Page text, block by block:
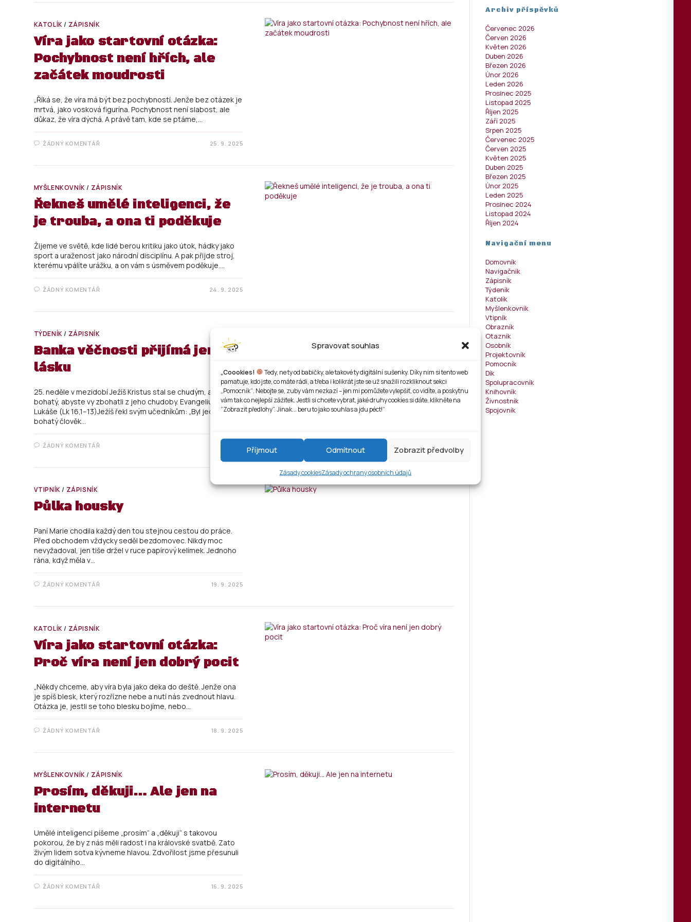
Spravovat souhlas
„Coookies!
Tedy, ne ty od babičky, ale takové ty digitální sušenky. Díky nim si tento web
pamatuje, kdo jste, co máte rádi, a třeba i kolikrát jste se už snažili rozkliknout sekci
„Pomocník“. Nebojte se, zuby vám nezkazí – jen mi pomůžete vylepšit, co vidíte, a poskytnu
vám tak co nejlepší zážitek. Jestli si chcete vybrat, jaké druhy cookies si dáte, klikněte na
“Zobrazit předlohy”. Jinak... beru to jako souhlas a jdu péct!“
Příjmout Odmítnout Zobrazit předvolby
Zásady cookiesZásady ochrany osobních údajů
Archiv příspěvků
Červenec 2026
Červen 2026
Květen 2026
Duben 2026
Březen 2026
Únor 2026
Leden 2026
Prosinec 2025
Listopad 2025
Říjen 2025
Září 2025
Srpen 2025
Červenec 2025
Červen 2025
Květen 2025
Duben 2025
Březen 2025
Únor 2025
Leden 2025
Prosinec 2024
Listopad 2024
Říjen 2024
Navigační menu
Domovník
Navigačník
Zápisník
Týdeník
Katolík
Myšlenkovník
Vtipník
Obrazník
Otazník
Osobník
Projektovník
Pomocník
Dík
Spolupracovník
Knihovník
Živnostník
Spojovník
KATOLÍK/ ZÁPISNÍK
Víra jako startovní otázka:
Pochybnost není hřích, ale
začátek moudrosti
„Říká se, že víra má být bez pochybností. Jenže bez otázek je
mrtvá, jako vosková figurína. Pochybnost není slabost, ale
důkaz, že víra dýchá. A právě tam, kde se ptáme,…
ŽÁDNÝ KOMENTÁŘ 25. 9. 2025
MYŠLENKOVNÍK/ ZÁPISNÍK
Řekneš umělé inteligenci, že
je trouba, a ona ti poděkuje
Žijeme ve světě, kde lidé berou kritiku jako útok, hádky jako
sport a uraženost jako národní disciplínu. A pak přijde stroj,
kterému vpálíte urážku, a on vám s úsměvem poděkuje.…
ŽÁDNÝ KOMENTÁŘ 24. 9. 2025
TÝDENÍK/ ZÁPISNÍK
Banka věčnosti přijímá jen
lásku
25. neděle v mezidobí Ježíš Kristus stal se chudým, ačkoli byl
bohatý, abyste vy zbohatli z jeho chudoby. Evangelium podle
Lukáše (Lk 16,1–13)Ježíš řekl svým učedníkům: „Byl jeden
bohatý člověk…
ŽÁDNÝ KOMENTÁŘ
VTIPNÍK/ ZÁPISNÍK
Půlka housky
Paní Marie chodila každý den tou stejnou cestou do práce.
Před obchodem vždycky seděl bezdomovec. Nikdy moc
nevyžadoval, jen tiše držel v ruce papírový kelímek. Jednoho
rána, když měla v…
ŽÁDNÝ KOMENTÁŘ 19. 9. 2025
KATOLÍK/ ZÁPISNÍK
Víra jako startovní otázka:
Proč víra není jen dobrý pocit
„Někdy chceme, aby víra byla jako deka do deště. Jenže ona
je spíš blesk, který rozřízne nebe a nutí nás zvednout hlavu.
Otázka je, jestli se toho blesku bojíme, nebo…
ŽÁDNÝ KOMENTÁŘ 18. 9. 2025
MYŠLENKOVNÍK/ ZÁPISNÍK
Prosím, děkuji… Ale jen na
internetu
Umělé inteligenci píšeme „prosím“ a „děkuji“ s takovou
pokorou, že by z nás měli radost i na královské svatbě. Zato
živým lidem sotva kývneme hlavou. Zdvořilost jsme přesunuli
do digitálního…
ŽÁDNÝ KOMENTÁŘ 16. 9. 2025